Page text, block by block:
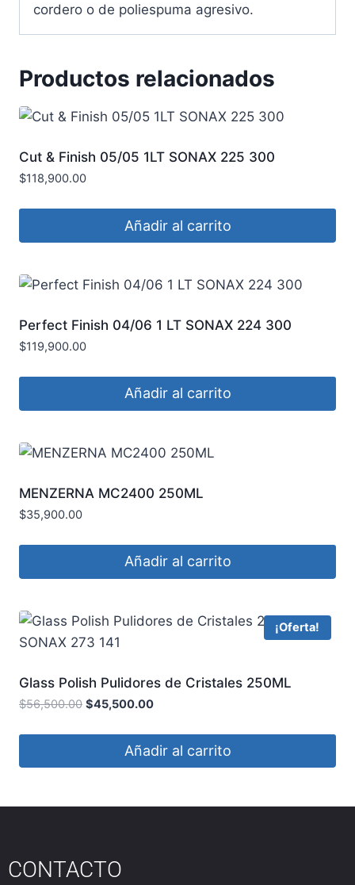
cordero o de poliespuma agresivo.
Productos relacionados
Cut & Finish 05/05 1LT SONAX 225 300
$118,900.00
Añadir al carrito
Perfect Finish 04/06 1 LT SONAX 224 300
$119,900.00
Añadir al carrito
MENZERNA MC2400 250ML
$35,900.00
Añadir al carrito
¡Oferta!
Glass Polish Pulidores de Cristales 250ML
SONAX 273 141
$56,500.00 $45,500.00
Añadir al carrito
CONTACTO